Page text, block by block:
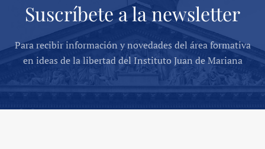
Suscríbete a la newsletter
Para recibir información y novedades del área formativa
en ideas de la libertad del Instituto Juan de Mariana